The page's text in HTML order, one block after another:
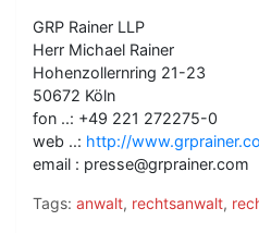
GRP Rainer LLP
Herr Michael Rainer
Hohenzollernring 21-23
50672 Köln
fon ..: +49 221 272275-0
web ..: http://
email : presse@grprainer.com
Tags: anwalt, rechtsanwalt,